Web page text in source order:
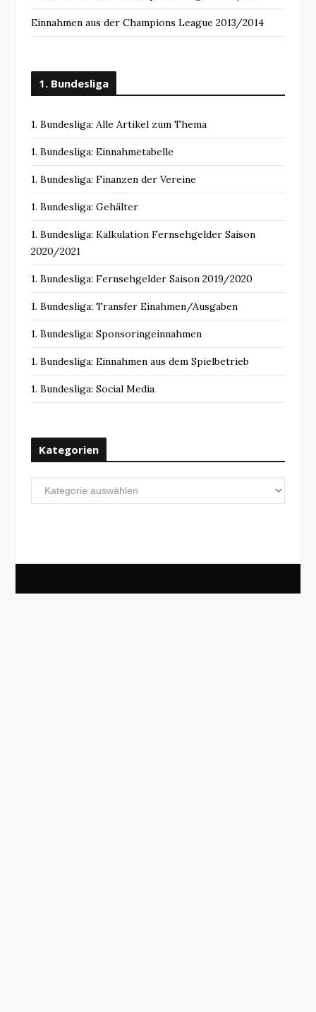
Einnahmen aus der Champions League 2013/2014
1. Bundesliga
1. Bundesliga: Alle Artikel zum Thema
1. Bundesliga: Einnahmetabelle
1. Bundesliga: Finanzen der Vereine
1. Bundesliga: Gehälter
1. Bundesliga: Kalkulation Fernsehgelder Saison
2020/2021
1. Bundesliga: Fernsehgelder Saison 2019/2020
1. Bundesliga: Transfer Einahmen/Ausgaben
1. Bundesliga: Sponsoringeinnahmen
1. Bundesliga: Einnahmen aus dem Spielbetrieb
1. Bundesliga: Social Media
Kategorien
Kategorien